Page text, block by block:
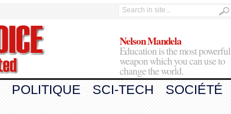
Nelson Mandela
Education is the most powerful
weapon which you can use to
change the world.
POLITIQUE SCI-TECH
SOCIÉTÉ